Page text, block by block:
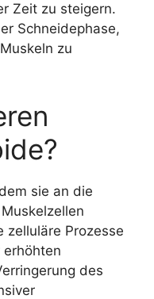
Zeit zu steigern.
Schneidephase,
zu
sie an die
zelluläre Prozesse
des